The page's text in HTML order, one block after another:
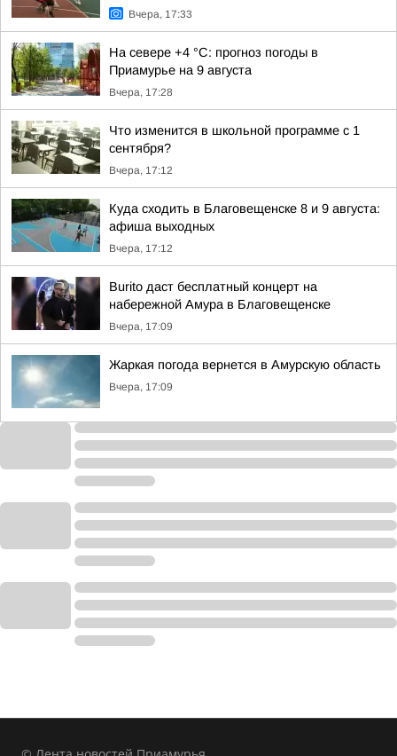
Вчера, 17:33
На севере +4 °С: прогноз погоды в
Приамурье на 9 августа
Вчера, 17:28
Что изменится в школьной программе с 1
сентября?
Вчера, 17:12
Куда сходить в Благовещенске 8 и 9 августа:
афиша выходных
Вчера, 17:12
Burito даст бесплатный концерт на
набережной Амура в Благовещенске
Вчера, 17:09
Жаркая погода вернется в Амурскую область
Вчера, 17:09